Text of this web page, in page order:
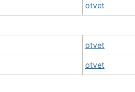
otvet
otvet
otvet